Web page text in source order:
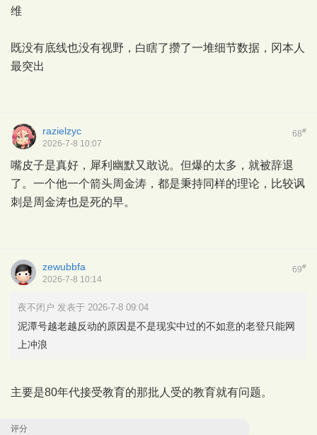
维
既没有底线也没有视野，白瞎了攒了一堆细节数据，冈本人
最突出
68#
razielzyc
2026-7-8 10:07
嘴皮子是真好，犀利幽默又敢说。但爆的太多，就被辞退
了。一个他一个箭头周金涛，都是秉持同样的理论，比较讽
刺是周金涛也是死的早。
69#
zewubbfa
2026-7-8 10:14
夜不闭户 发表于 2026-7-8 09:04
泥潭号越老越反动的原因是不是现实中过的不如意的老登只能网
上冲浪
主要是80年代接受教育的那批人受的教育就有问题。
评分